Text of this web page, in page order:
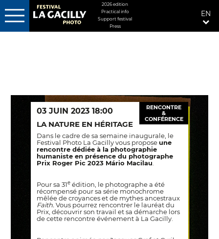
Skip
MENU
FIXÉ
DROITE
2026 edition
Practical info
Support festival
Press
EN
RENCONTRE
&
CONFÉRENCE
03 JUIN 2023 18:00
LA NATURE EN HÉRITAGE
Dans le cadre de sa semaine inaugurale, le
Festival Photo La Gacilly vous proposeune
rencontre dédiée à la photographie
humaniste en présence du photographe
Prix Roger Pic 2023 Mário Macilau
Pour sa 31eédition, le photographe a été
récompensé pour sa série monochrome
mêlée de croyances et de mythes ancestraux
Faith. Vous pourrez rencontrer le lauréat du
Prix, découvrir son travail et sa démarche lors
de cette rencontre événement à La Gacilly.